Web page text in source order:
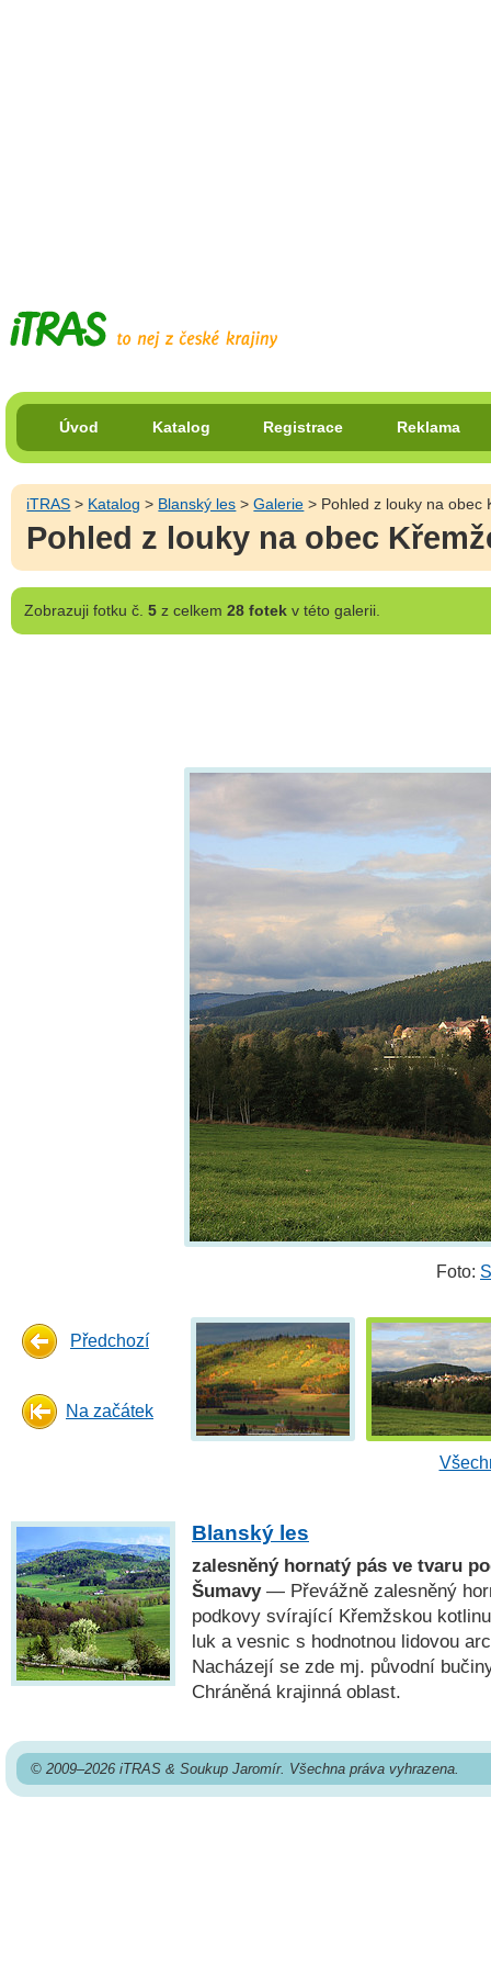
Úvod Katalog Registrace Reklama
iTRAS > Katalog > Blanský les >Galerie > Pohled z louky na obec
Pohled z louky na obec
Zobrazujifotku č. 5z celkem 28 fotekv této galerii.
Foto:
Předchozí
Na začátek
Blanský les
zalesněný hornatý pás ve tvaru
Šumavy— Převážně zalesněný
podkovy svírající Křemžskou
luk a vesnic s hodnotnou lidovou
Nacházejí se zde mj. původní
Chráněná krajinná oblast.
© 2009–2026 iTRAS & Soukup Jaromír. Všechna práva vyhrazena.